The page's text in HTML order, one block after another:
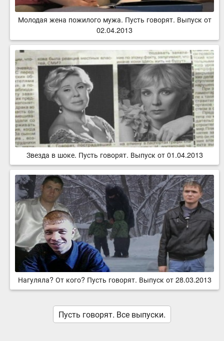
Молодая жена пожилого мужа. Пусть говорят. Выпуск от
02.04.2013
Звезда в шоке. Пусть говорят. Выпуск от 01.04.2013
Нагуляла? От кого? Пусть говорят. Выпуск от 28.03.2013
Пусть говорят. Все выпуски.